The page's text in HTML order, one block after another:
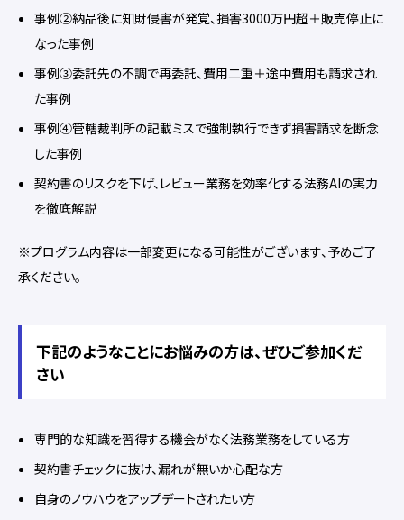
事例②納品後に知財侵害が発覚、損害3000万円超＋販売停止に
なった事例
事例③委託先の不調で再委託、費用二重＋途中費用も請求され
た事例
事例④管轄裁判所の記載ミスで強制執行できず損害請求を断念
した事例
契約書のリスクを下げ、レビュー業務を効率化する法務AIの実力
を徹底解説
※プログラム内容は一部変更になる可能性がございます、予めご了
承ください。
下記のようなことにお悩みの方は、ぜひご参加くだ
さい
専門的な知識を習得する機会がなく法務業務をしている方
契約書チェックに抜け、漏れが無いか心配な方
自身のノウハウをアップデートされたい方